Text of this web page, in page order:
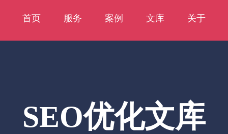
首页 服务 案例 文库 关于
SEO优化文库